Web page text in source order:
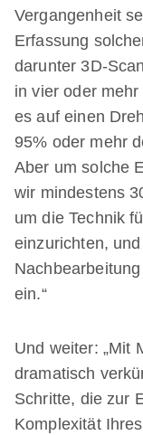
Vergangenheit
Erfassung
darunter 3D-
in vier oder
es auf einen
95% oder mehr
Aber um solche
wir mindestens
um die Technik
einzurichten,
ein.“
Und weiter: „Mit
dramatisch
Schritte, die zur
Komplexität